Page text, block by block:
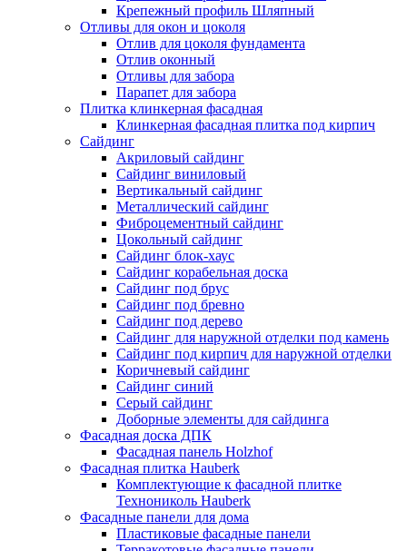
Крепежный профиль Шляпный
Отливы для окон и цоколя
Отлив для цоколя фундамента
Отлив оконный
Отливы для забора
Парапет для забора
Плитка клинкерная фасадная
Клинкерная фасадная плитка под кирпич
Сайдинг
Акриловый сайдинг
Сайдинг виниловый
Вертикальный сайдинг
Металлический сайдинг
Фиброцементный сайдинг
Цокольный сайдинг
Сайдинг блок-хаус
Сайдинг корабельная доска
Сайдинг под брус
Сайдинг под бревно
Сайдинг под дерево
Сайдинг для наружной отделки под камень
Сайдинг под кирпич для наружной отделки
Коричневый сайдинг
Сайдинг синий
Серый сайдинг
Доборные элементы для сайдинга
Фасадная доска ДПК
Фасадная панель Holzhof
Фасадная плитка Hauberk
Комплектующие к фасадной плитке
Технониколь Hauberk
Фасадные панели для дома
Пластиковые фасадные панели